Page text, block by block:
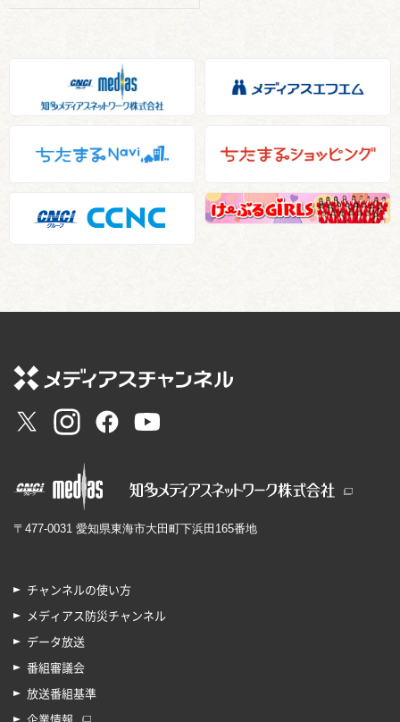
〒477-0031 愛知県東海市大田町下浜田165番地
チャンネルの使い方
メディアス防災チャンネル
データ放送
番組審議会
放送番組基準
企業情報